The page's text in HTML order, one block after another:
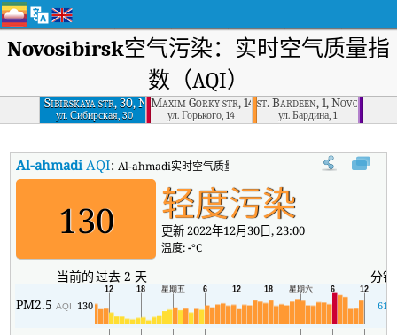
Novosibirsk空气污染：实时空气质量指
数（AQI）
Sibirskaya str, 30, Novosibirsk
ул. Сибирская, 30
Maxim Gorky str, 14, Novosibirsk
ул. Горького, 14
st. Bardeen, 1, Novosibirsk
ул. Бардина, 1
Al-ahmadiAQI:Al-ahmadi实时空气质量指数（AQI）。
130 轻度污染
更新 2022年12月30日, 23:00
温度:-°C
当前的过去 2 天
分钟
PM2.5AQI 130 61